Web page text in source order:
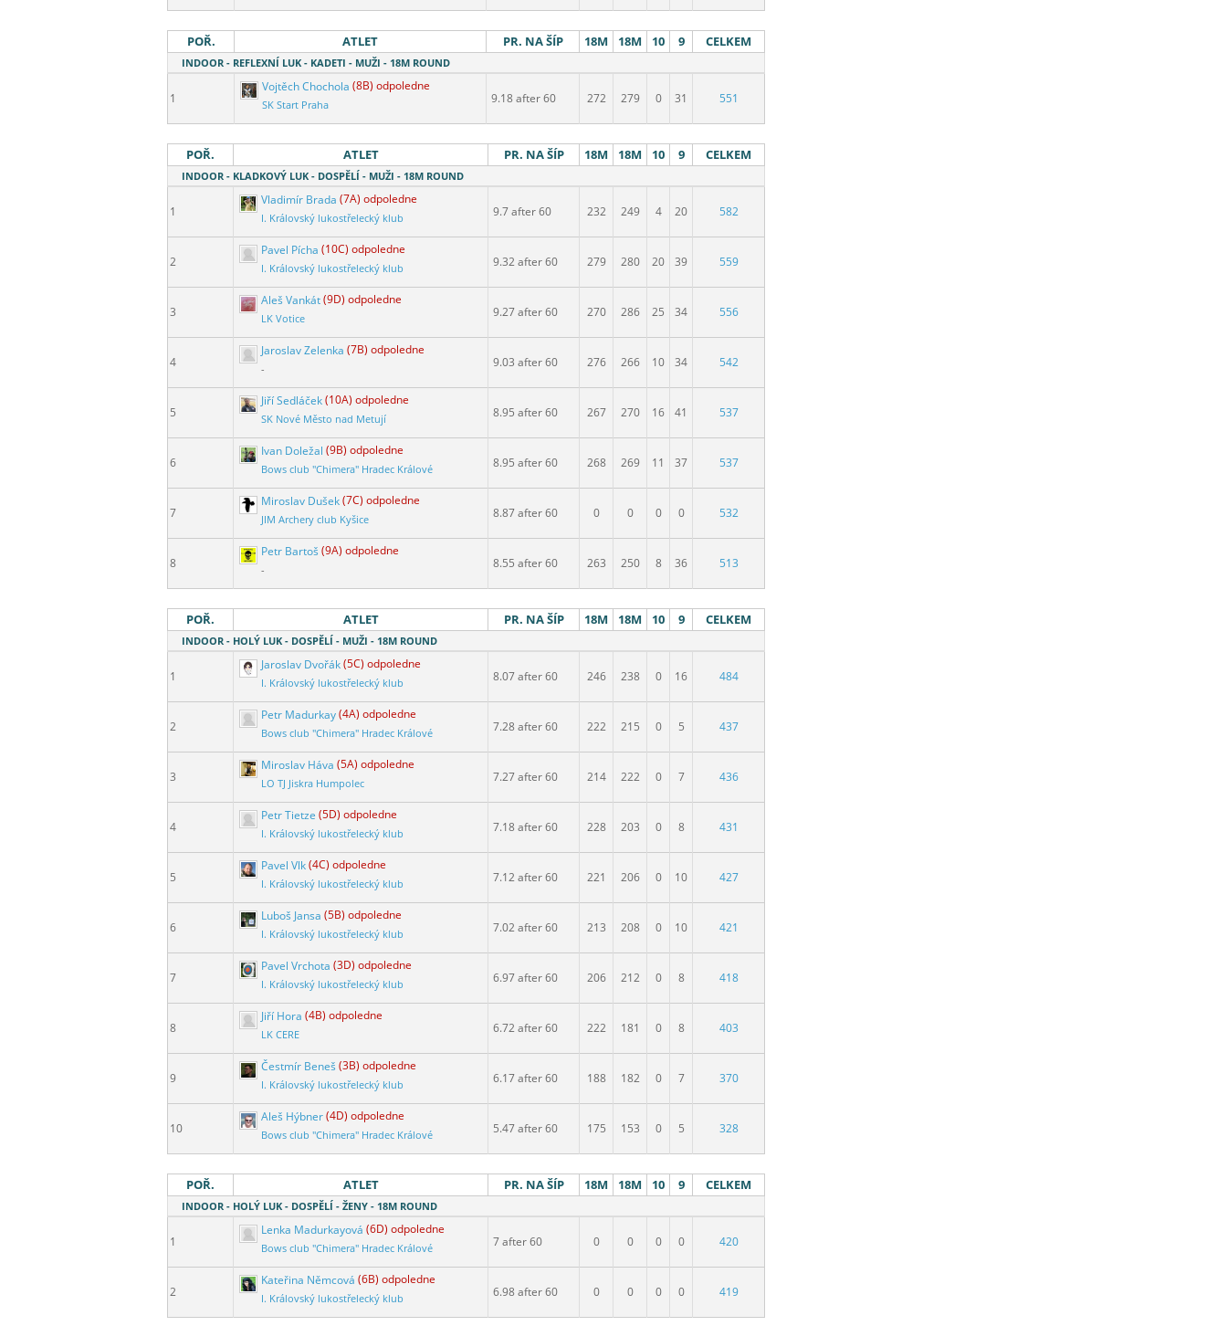
POŘ. ATLET PR. NA ŠÍP 18M 18M 10 9 CELKEM
INDOOR - REFLEXNÍ LUK - KADETI - MUŽI - 18M ROUND
1
Vojtěch Chochola (8B) odpoledne
SK Start Praha 9.18 after 60 272 279 0 31 551
POŘ. ATLET PR. NA ŠÍP 18M 18M 10 9 CELKEM
INDOOR - KLADKOVÝ LUK - DOSPĚLÍ - MUŽI - 18M ROUND
1
Vladimír Brada (7A) odpoledne
I. Královský lukostřelecký klub 9.7 after 60 232 249 4 20 582
2
Pavel Pícha (10C) odpoledne
I. Královský lukostřelecký klub 9.32 after 60 279 280 20 39 559
3
Aleš Vankát(9D) odpoledne
LK Votice 9.27 after 60 270 286 25 34 556
4
Jaroslav Zelenka (7B) odpoledne
- 9.03 after 60 276 266 10 34 542
5
Jiří Sedláček(10A) odpoledne
SK Nové Město nad Metují 8.95 after 60 267 270 16 41 537
6
Ivan Doležal (9B) odpoledne
Bows club "Chimera" Hradec Králové 8.95 after 60 268 269 11 37 537
7
Miroslav Dušek(7C) odpoledne
JIM Archery club Kyšice 8.87 after 60 0 0 0 0 532
8
Petr Bartoš (9A) odpoledne
- 8.55 after 60 263 250 8 36 513
POŘ. ATLET PR. NA ŠÍP 18M 18M 10 9 CELKEM
INDOOR - HOLÝ LUK - DOSPĚLÍ - MUŽI - 18M ROUND
1
Jaroslav Dvořák(5C) odpoledne
I. Královský lukostřelecký klub 8.07 after 60 246 238 0 16 484
2
Petr Madurkay(4A) odpoledne
Bows club "Chimera" Hradec Králové 7.28 after 60 222 215 0 5 437
3
Miroslav Háva (5A) odpoledne
LO TJ Jiskra Humpolec 7.27 after 60 214 222 0 7 436
4
Petr Tietze (5D) odpoledne
I. Královský lukostřelecký klub 7.18 after 60 228 203 0 8 431
5
Pavel Vlk(4C) odpoledne
I. Královský lukostřelecký klub 7.12 after 60 221 206 0 10 427
6
Luboš Jansa (5B) odpoledne
I. Královský lukostřelecký klub 7.02 after 60 213 208 0 10 421
7
Pavel Vrchota (3D) odpoledne
I. Královský lukostřelecký klub 6.97 after 60 206 212 0 8 418
8
Jiří Hora (4B) odpoledne
LK CERE 6.72 after 60 222 181 0 8 403
9
Čestmír Beneš (3B) odpoledne
I. Královský lukostřelecký klub 6.17 after 60 188 182 0 7 370
10
Aleš Hýbner(4D) odpoledne
Bows club "Chimera" Hradec Králové 5.47 after 60 175 153 0 5 328
POŘ. ATLET PR. NA ŠÍP 18M 18M 10 9 CELKEM
INDOOR - HOLÝ LUK - DOSPĚLÍ - ŽENY - 18M ROUND
1
Lenka Madurkayová (6D) odpoledne
Bows club "Chimera" Hradec Králové 7 after 60 0 0 0 0 420
2
Kateřina Němcová (6B) odpoledne
I. Královský lukostřelecký klub 6.98 after 60 0 0 0 0 419